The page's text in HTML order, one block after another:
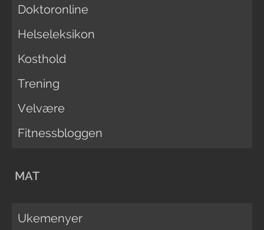
Doktoronline
Helseleksikon
Kosthold
Trening
Velvære
Fitnessbloggen
MAT
Ukemenyer